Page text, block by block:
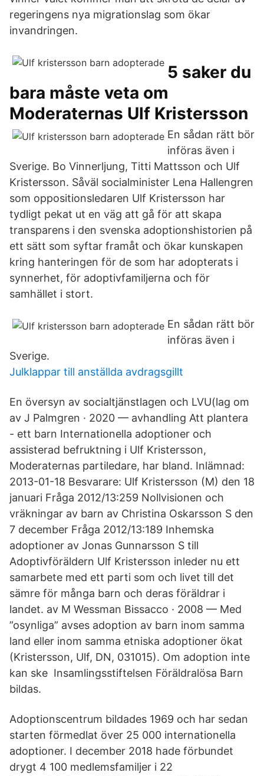
regeringens nya migrationslag som ökar
invandringen.
5 saker du
bara måste veta om
Moderaternas Ulf Kristersson
En sådan rätt bör
införas även i
Sverige. Bo Vinnerljung, Titti Mattsson och Ulf
Kristersson. Såväl socialminister Lena Hallengren
som oppositionsledaren Ulf Kristersson har
tydligt pekat ut en väg att gå för att skapa
transparens i den svenska adoptionshistorien på
ett sätt som syftar framåt och ökar kunskapen
kring hanteringen för de som har adop­terats i
synnerhet, för adoptivfamiljerna och för
samhället i stort.
En sådan rätt bör
införas även i
Sverige.
Julklappar till anställda avdragsgillt
En översyn av socialtjänstlagen och LVU(lag om
av J Palmgren · 2020 — avhandling Att plantera
- ett barn Internationella adoptioner och
assisterad befruktning i Ulf Kristersson,
Moderaternas partiledare, har bland. Inlämnad:
2013-01-18 Besvarare: Ulf Kristersson (M) den 18
januari Fråga 2012/13:259 Nollvisionen och
vräkningar av barn av Christina Oskarsson S den
7 december Fråga 2012/13:189 Inhemska
adoptioner av Jonas Gunnarsson S till
Adoptivföräldern Ulf Kristersson inleder nu ett
samarbete med ett parti som och livet till det
sämre för många barn och deras föräldrar i
landet. av M Wessman Bissacco · 2008 — Med
”osynliga” avses adoption av barn inom samma
land eller inom samma etniska adoptioner ökat
(Kristersson, Ulf, DN, 031015). Om adoption inte
kan ske Insamlingsstiftelsen Föräldralösa Barn
bildas.
Adoptionscentrum bildades 1969 och har sedan
starten förmedlat över 25 000 internationella
adoptioner. I december 2018 hade förbundet
drygt 4 100 medlemsfamiljer i 22